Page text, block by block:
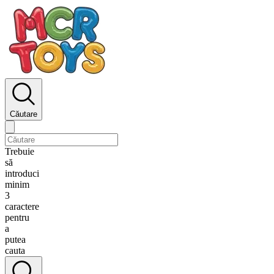
Căutare
Trebuie
să
introduci
minim
3
caractere
pentru
a
putea
cauta